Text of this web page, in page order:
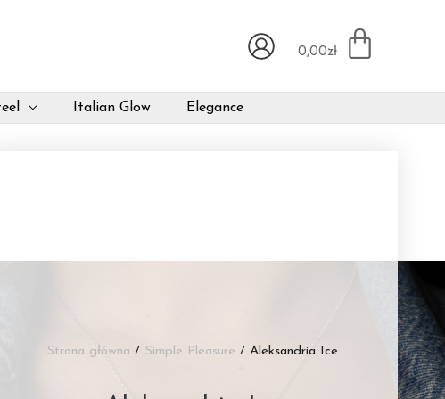
0,00zł
Italian Glow Elegance
Strona główna / Simple Pleasure / Aleksandria Ice